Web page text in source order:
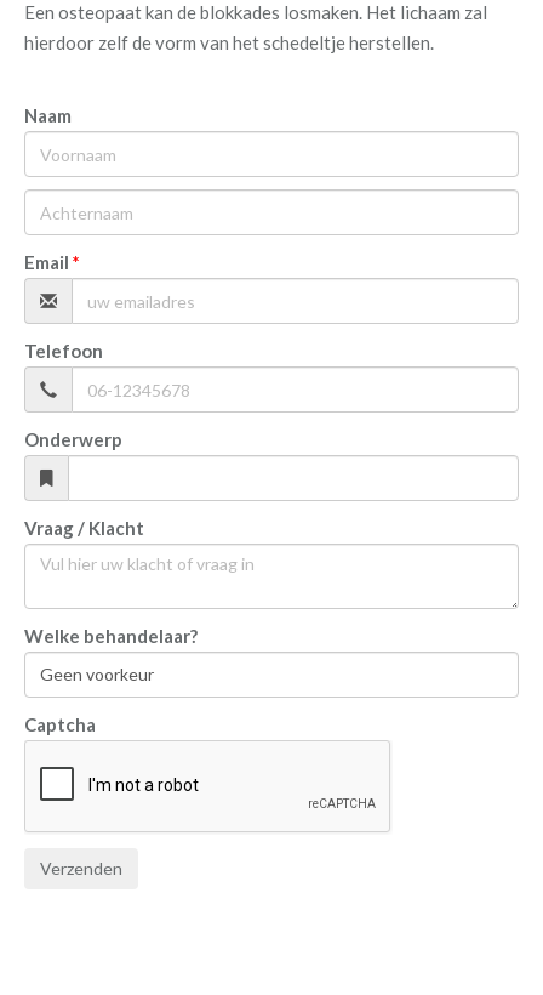
Een osteopaat kan de blokkades losmaken. Het lichaam zal
hierdoor zelf de vorm van het schedeltje herstellen.
Naam
Email
Telefoon
Onderwerp
Vraag / Klacht
Welke behandelaar?
Captcha
Verzenden